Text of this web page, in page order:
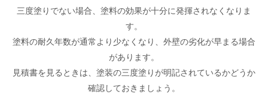
三度塗りでない場合、塗料の効果が十分に発揮されなくなりま
す。
塗料の耐久年数が通常より少なくなり、外壁の劣化が早まる場合
があります。
見積書を見るときは、塗装の三度塗りが明記されているかどうか
確認しておきましょう。